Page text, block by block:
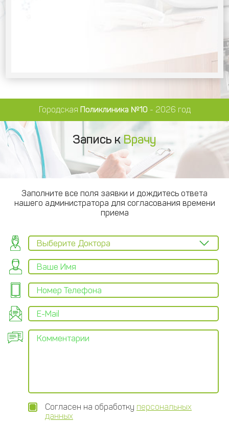
Городская Поликлиника №10 - 2026 год
Запись кВрачу
Заполните все поля заявки и дождитесь ответа
нашего администратора для согласования времени
приема
Согласен на обработку персональных
данных